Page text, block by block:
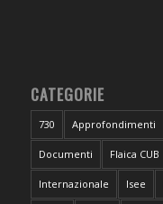
CATEGORIE
730 Approfondimenti
Documenti Flaica CUB
Internazionale Isee